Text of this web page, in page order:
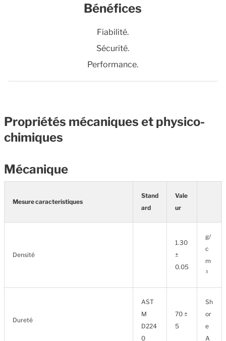
Bénéfices
Fiabilité.
Sécurité.
Performance.
Propriétés mécaniques et physico-
chimiques
Mécanique
Mesure caracteristiques
Stand
ard
Vale
ur
Densité
1.30
±
0.05
g/
c
m
³
Dureté
AST
M
D224
0
70 ±
5
Sh
or
e
A